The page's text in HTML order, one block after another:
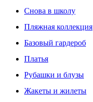
Снова в школу
Пляжная коллекция
Базовый гардероб
Платья
Рубашки и блузы
Жакеты и жилеты